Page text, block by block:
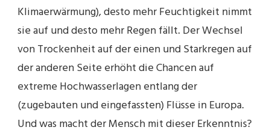
Klimaerwärmung), desto mehr Feuchtigkeit nimmt
sie auf und desto mehr Regen fällt. Der Wechsel
von Trockenheit auf der einen und Starkregen auf
der anderen Seite erhöht die Chancen auf
extreme Hochwasserlagen entlang der
(zugebauten und eingefassten) Flüsse in Europa.
Und was macht der Mensch mit dieser Erkenntnis?